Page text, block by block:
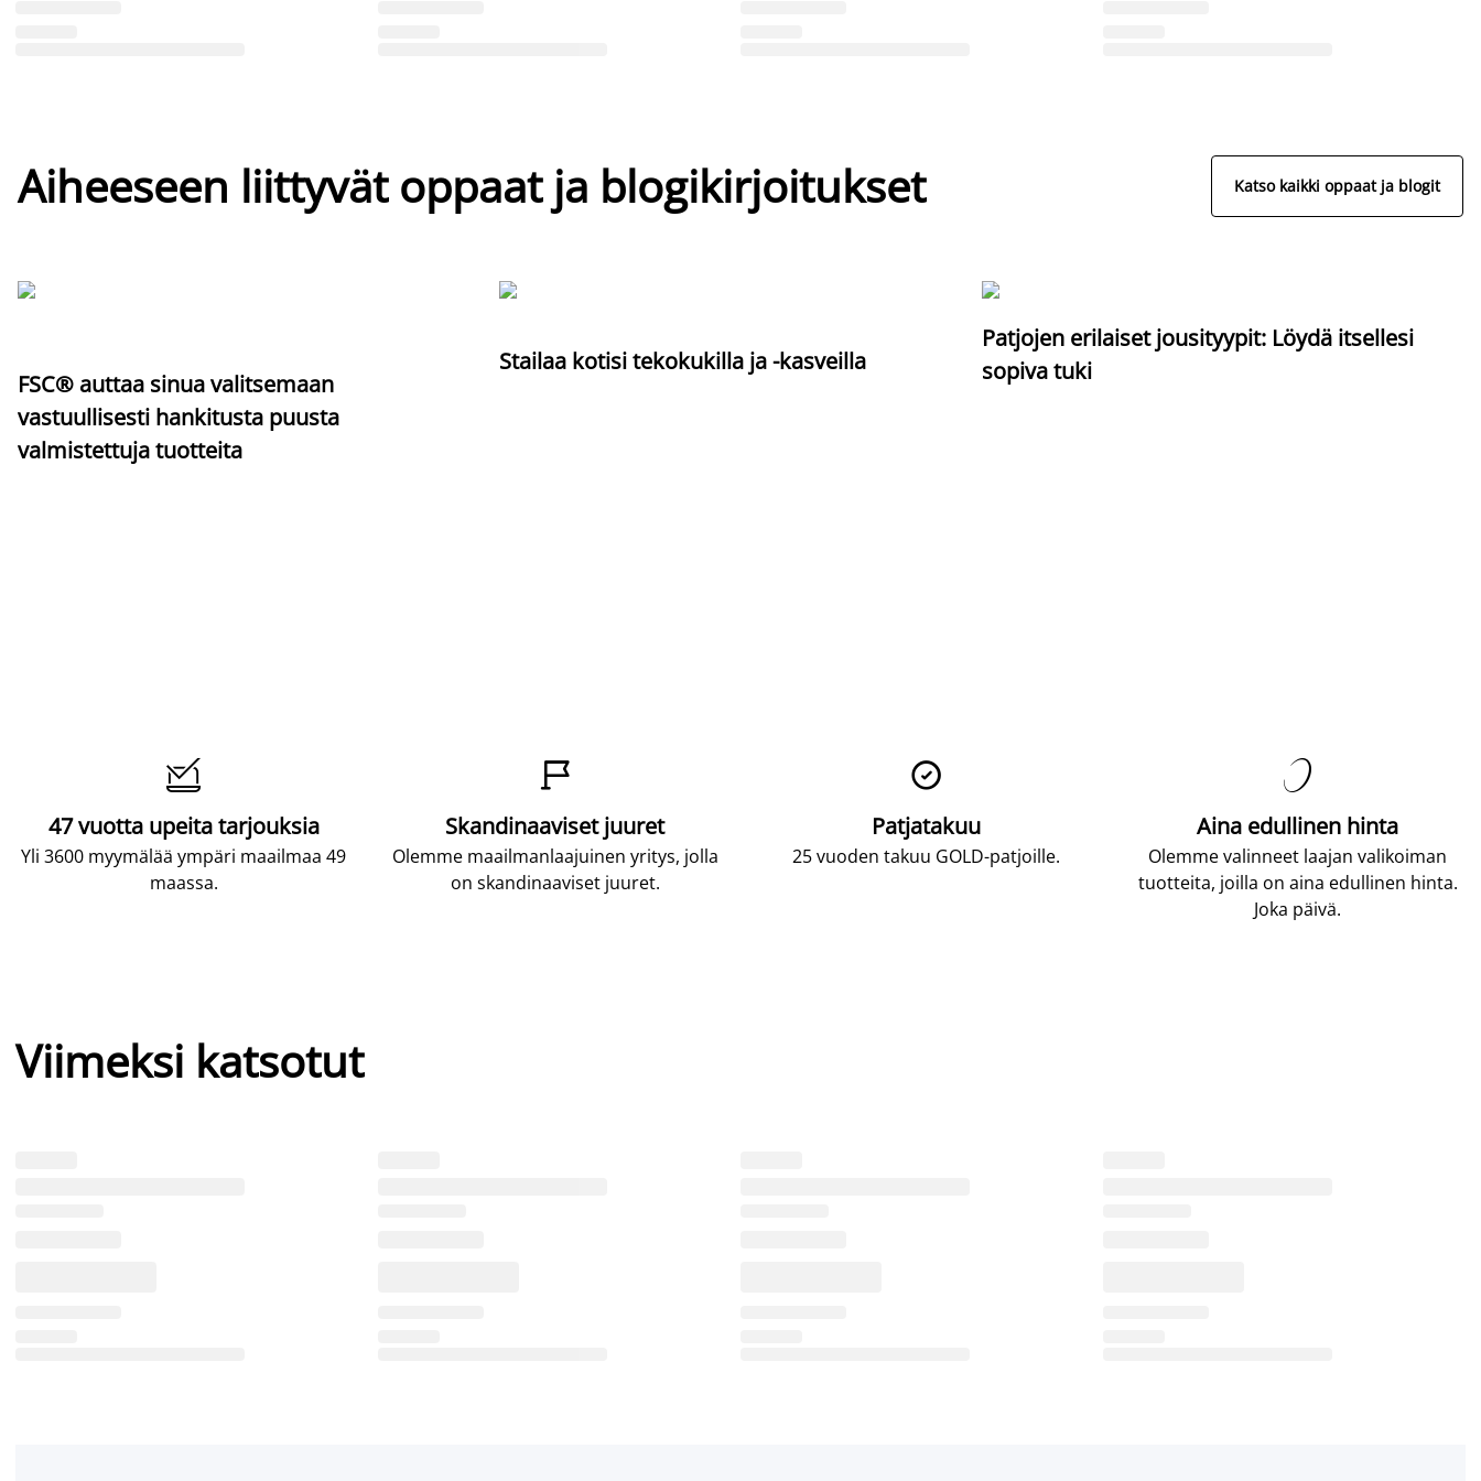
Aiheeseen liittyvät oppaat ja blogikirjoitukset Katso kaikki oppaat ja blogit
FSC® auttaa sinua valitsemaan
vastuullisesti hankitusta puusta
valmistettuja tuotteita
Stailaa kotisi tekokukilla ja -kasveilla
Patjojen erilaiset jousityypit: Löydä itsellesi
sopiva tuki

47 vuotta upeita tarjouksia
Yli 3600 myymälää ympäri maailmaa 49
maassa.

Skandinaaviset juuret
Olemme maailmanlaajuinen yritys, jolla
on skandinaaviset juuret.

Patjatakuu
25 vuoden takuu GOLD-patjoille.

Aina edullinen hinta
Olemme valinneet laajan valikoiman
tuotteita, joilla on aina edullinen hinta.
Joka päivä.
Viimeksi katsotut